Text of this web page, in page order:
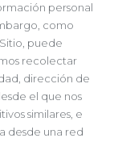
personal
como
puede
recolectar
dirección de
el que nos
similares, e
desde una red